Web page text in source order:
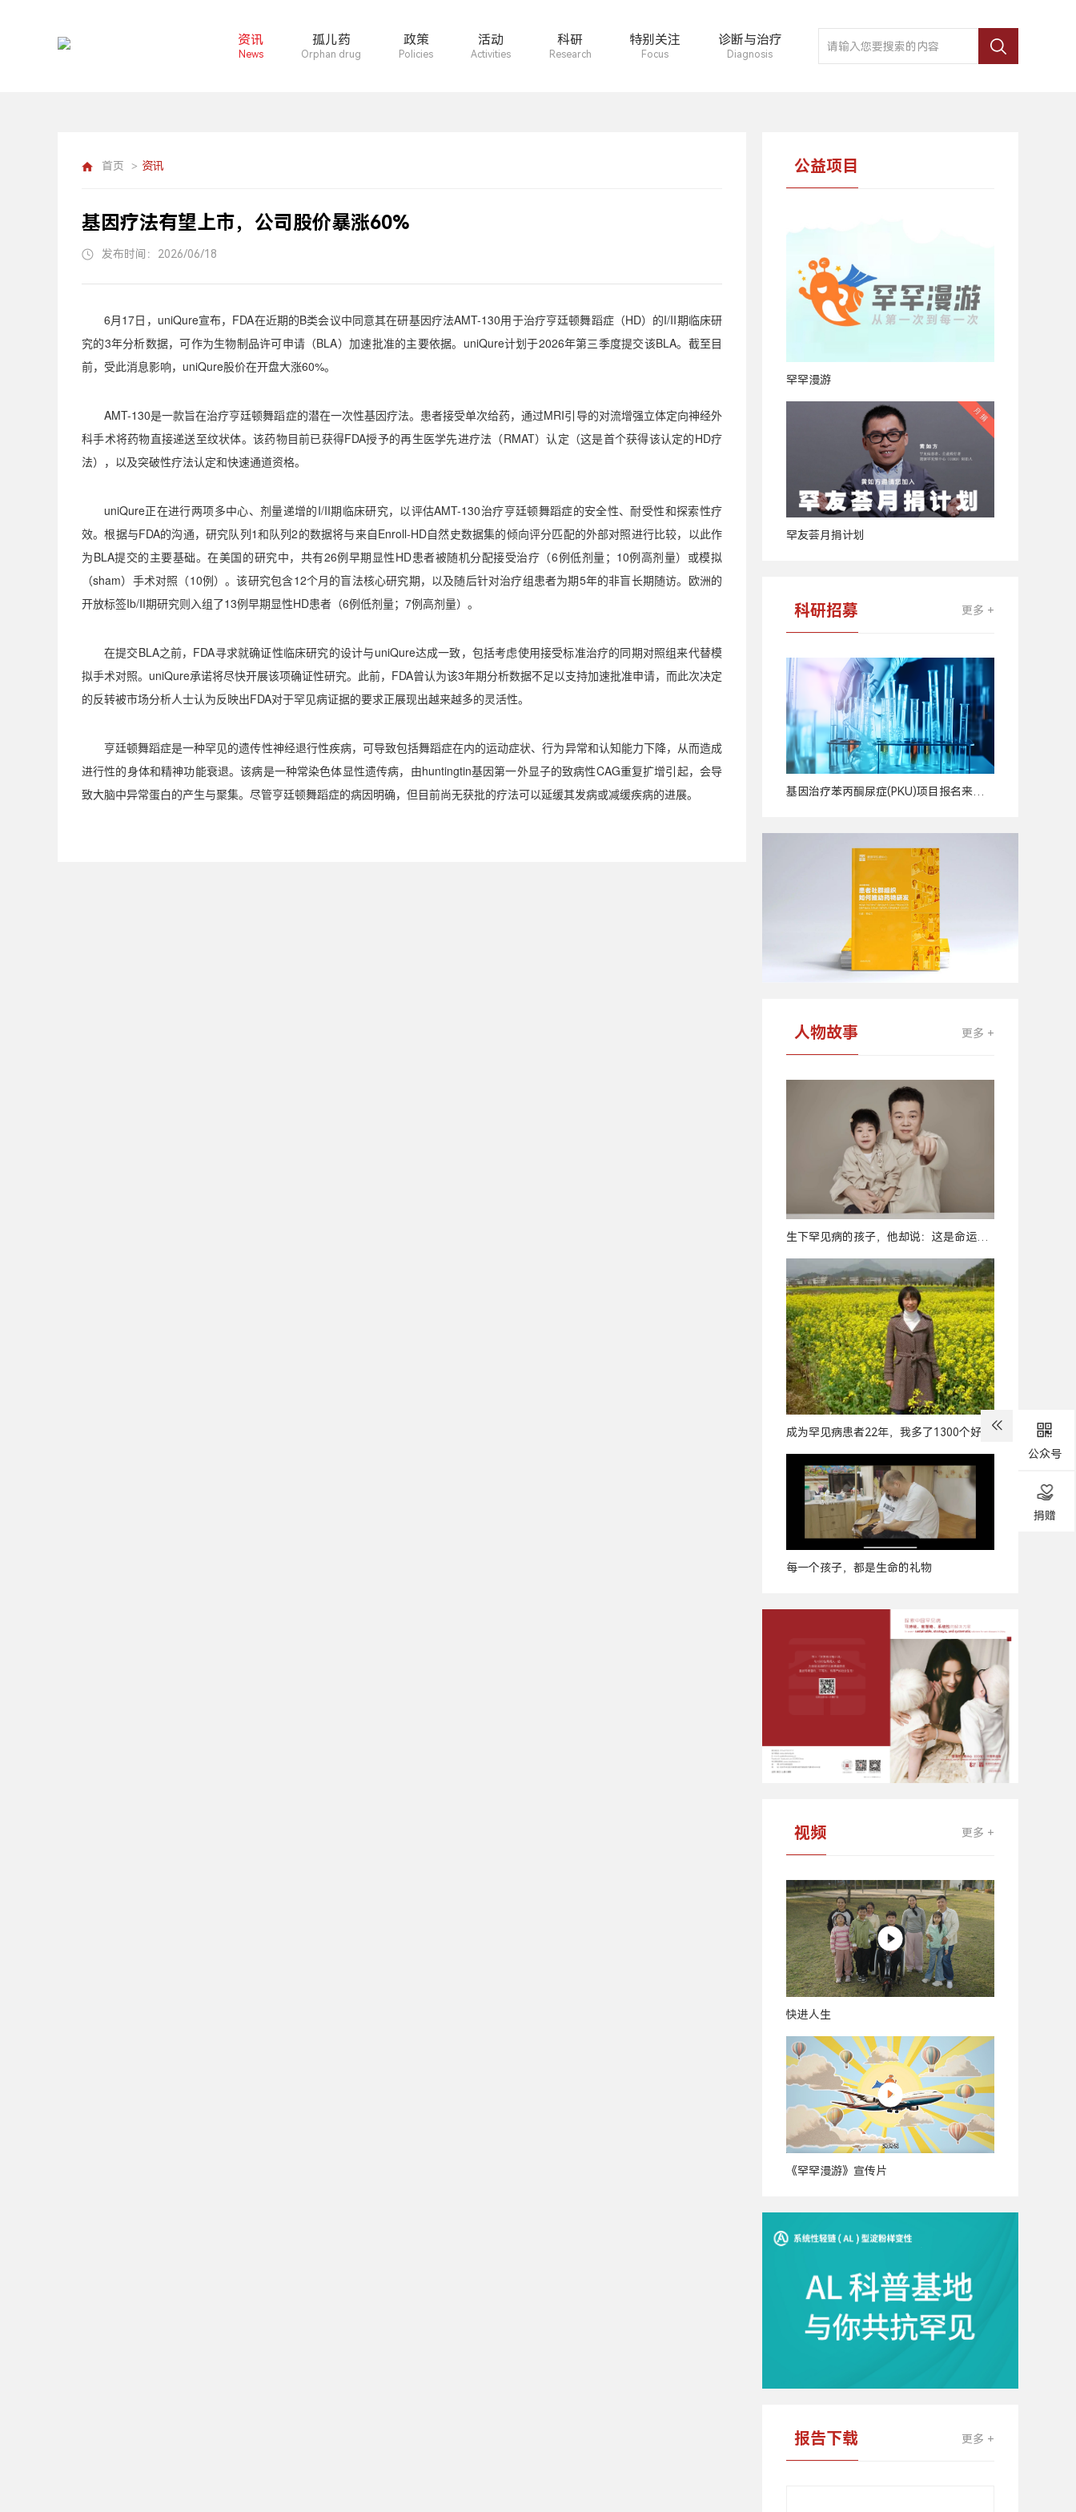
资讯
News
孤儿药
Orphan drug
政策
Policies
活动
Activities
科研
Research
特别关注
Focus
诊断与治疗
Diagnosis
首页 > 资讯
基因疗法有望上市，公司股价暴涨60%
发布时间：2026/06/18
6月17日， uniQure宣布， FDA在近期的B类会议中同意其在研基因疗法AMT-130用于治疗亨廷顿舞蹈症（HD）的I/II期临床研
究的3年分析数据，可作为生物制品许可申请（BLA）加速批准的主要依据。 uniQure计划于2026年第三季度提交该BLA。截至目
前，受此消息影响， uniQure股价在开盘大涨60%。
AMT-130是一款旨在治疗亨廷顿舞蹈症的潜在一次性基因疗法。患者接受单次给药，通过MRI引导的对流增强立体定向神经外
科手术将药物直接递送至纹状体。该药物目前已获得FDA授予的再生医学先进疗法（RMAT）认定（这是首个获得该认定的HD疗
法），以及突破性疗法认定和快速通道资格。
uniQure正在进行两项多中心、剂量递增的I/II期临床研究，以评估AMT-130治疗亨廷顿舞蹈症的安全性、耐受性和探索性疗
效。根据与FDA的沟通，研究队列1和队列2的数据将与来自Enroll-HD自然史数据集的倾向评分匹配的外部对照进行比较，以此作
为BLA提交的主要基础。在美国的研究中，共有26例早期显性HD患者被随机分配接受治疗（6例低剂量； 10例高剂量）或模拟
（sham）手术对照（10例）。该研究包含12个月的盲法核心研究期，以及随后针对治疗组患者为期5年的非盲长期随访。欧洲的
开放标签Ib/II期研究则入组了13例早期显性HD患者（6例低剂量； 7例高剂量）。
在提交BLA之前， FDA寻求就确证性临床研究的设计与uniQure达成一致，包括考虑使用接受标准治疗的同期对照组来代替模
拟手术对照。 uniQure承诺将尽快开展该项确证性研究。此前， FDA曾认为该3年期分析数据不足以支持加速批准申请，而此次决定
的反转被市场分析人士认为反映出FDA对于罕见病证据的要求正展现出越来越多的灵活性。
亨廷顿舞蹈症是一种罕见的遗传性神经退行性疾病，可导致包括舞蹈症在内的运动症状、行为异常和认知能力下降，从而造成
进行性的身体和精神功能衰退。该病是一种常染色体显性遗传病，由huntingtin基因第一外显子的致病性CAG重复扩增引起，会导
致大脑中异常蛋白的产生与聚集。尽管亨廷顿舞蹈症的病因明确，但目前尚无获批的疗法可以延缓其发病或减缓疾病的进展。
公益项目
罕罕漫游
罕友荟月捐计划
科研招募 更多 +
基因治疗苯丙酮尿症(PKU)项目报名来
人物故事 更多 +
生下罕见病的孩子，他却说：这是命运最
好的安排
成为罕见病患者22年，我多了1300个好友
每一个孩子，都是生命的礼物
视频 更多 +
快进人生
《罕罕漫游》宣传片
报告下载 更多 +
公众号
捐赠